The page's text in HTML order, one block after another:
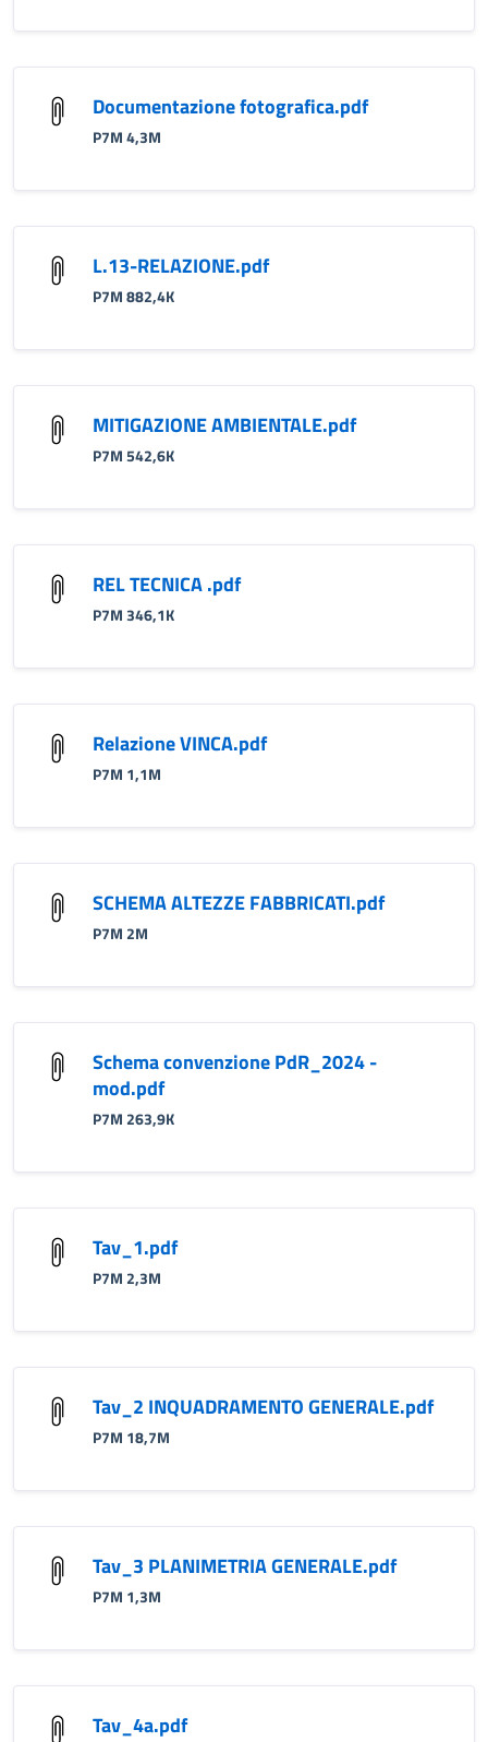
Documentazione fotografica.pdf
P7M 4,3M
L.13-RELAZIONE.pdf
P7M 882,4K
MITIGAZIONE AMBIENTALE.pdf
P7M 542,6K
REL TECNICA .pdf
P7M 346,1K
Relazione VINCA.pdf
P7M 1,1M
SCHEMA ALTEZZE FABBRICATI.pdf
P7M 2M
Schema convenzione PdR_2024 -
mod.pdf
P7M 263,9K
Tav_1.pdf
P7M 2,3M
Tav_2 INQUADRAMENTO GENERALE.pdf
P7M 18,7M
Tav_3 PLANIMETRIA GENERALE.pdf
P7M 1,3M
Tav_4a.pdf